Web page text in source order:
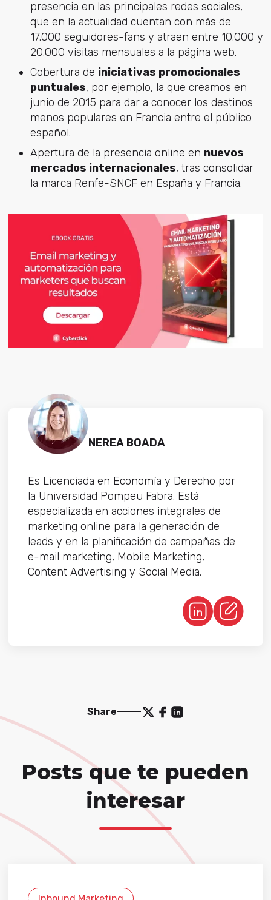
presencia en las principales redes sociales,
que en la actualidad cuentan con más de
17.000 seguidores-fans y atraen entre 10.000 y
20.000 visitas mensuales a la página web.
Cobertura de iniciativas promocionales
puntuales, por ejemplo, la que creamos en
junio de 2015 para dar a conocer los destinos
menos populares en Francia entre el público
español.
Apertura de la presencia online en nuevos
mercados internacionales, tras consolidar
la marca Renfe-SNCF en España y Francia.
NEREA BOADA
Es Licenciada en Economía y Derecho por
la Universidad Pompeu Fabra. Está
especializada en acciones integrales de
marketing online para la generación de
leads y en la planificación de campañas de
e-mail marketing, Mobile Marketing,
Content Advertising y Social Media.
Share
Posts que te pueden
interesar